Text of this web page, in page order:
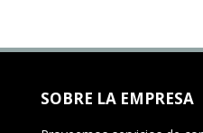
SOBRE LA EMPRESA